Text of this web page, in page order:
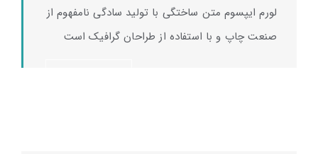
لورم ایپسوم متن ساختگی با تولید سادگی نامفهوم از
صنعت چاپ و با استفاده از طراحان گرافیک است